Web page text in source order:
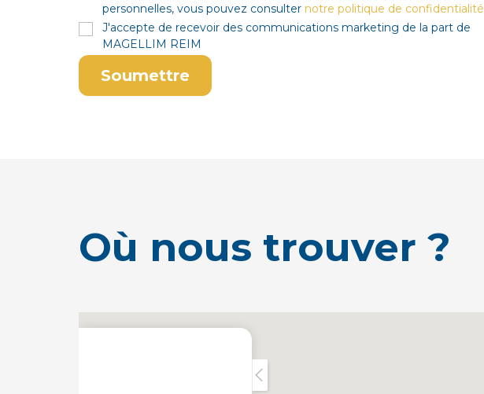
personnelles, vous pouvez consulter notre politique de confidentialité
J'accepte de recevoir des communications marketing de la part de
MAGELLIM REIM
Où nous trouver ?